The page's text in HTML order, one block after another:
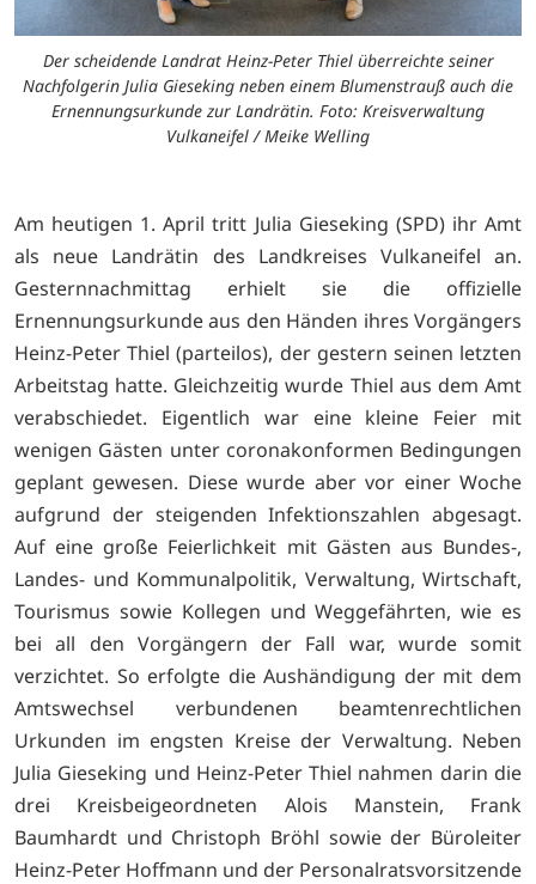
Der scheidende Landrat Heinz-Peter Thiel überreichte seiner
Nachfolgerin Julia Gieseking neben einem Blumenstrauß auch die
Ernennungsurkunde zur Landrätin. Foto: Kreisverwaltung
Vulkaneifel / Meike Welling
Am heutigen 1. April tritt Julia Gieseking (SPD) ihr Amt
als neue Landrätin des Landkreises Vulkaneifel an.
Gesternnachmittag erhielt sie die offizielle
Ernennungsurkunde aus den Händen ihres Vorgängers
Heinz-Peter Thiel (parteilos), der gestern seinen letzten
Arbeitstag hatte. Gleichzeitig wurde Thiel aus dem Amt
verabschiedet. Eigentlich war eine kleine Feier mit
wenigen Gästen unter coronakonformen Bedingungen
geplant gewesen. Diese wurde aber vor einer Woche
aufgrund der steigenden Infektionszahlen abgesagt.
Auf eine große Feierlichkeit mit Gästen aus Bundes-,
Landes- und Kommunalpo­litik, Verwaltung, Wirtschaft,
Tourismus sowie Kollegen und Weggefährten, wie es
bei all den Vorgängern der Fall war, wurde somit
verzichtet. So erfolgte die Aushändigung der mit dem
Amtswechsel verbundenen be­amtenrechtlichen
Urkunden im engsten Kreise der Verwaltung. Neben
Julia Gieseking und Heinz-Peter Thiel nahmen darin die
drei Kreis­beigeordneten Alois Manstein, Frank
Baumhardt und Christoph Bröhl sowie der Büro­leiter
Heinz-Peter Hoffmann und der Personalratsvorsitzende